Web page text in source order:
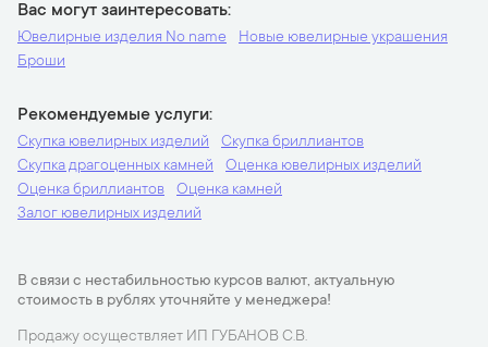
Вас могут заинтересовать
Ювелирные изделия No name
Новые ювелирные украшения
Броши
Рекомендуемые услуги
Скупка ювелирных изделий
Скупка бриллиантов
Скупка драгоценных камней
Оценка ювелирных изделий
Оценка бриллиантов
Оценка камней
Залог ювелирных изделий
В связи с нестабильностью курсов валют, актуальную
стоимость в рублях уточняйте у менеджера!
Продажу осуществляет ИП ГУБАНОВ С.В.